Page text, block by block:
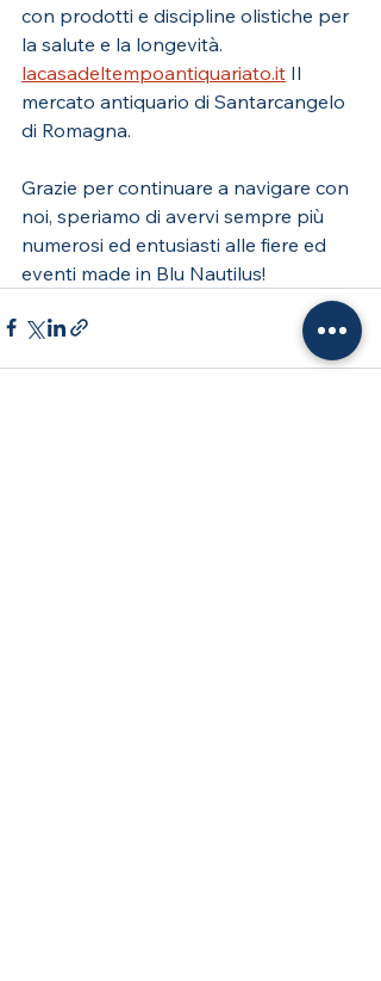
con prodotti e discipline olistiche per
la salute e la longevità.
lacasadeltempoantiquariato.it Il
mercato antiquario di Santarcangelo
di Romagna.
Grazie per continuare a navigare con
noi, speriamo di avervi sempre più
numerosi ed entusiasti alle fiere ed
eventi made in Blu Nautilus!